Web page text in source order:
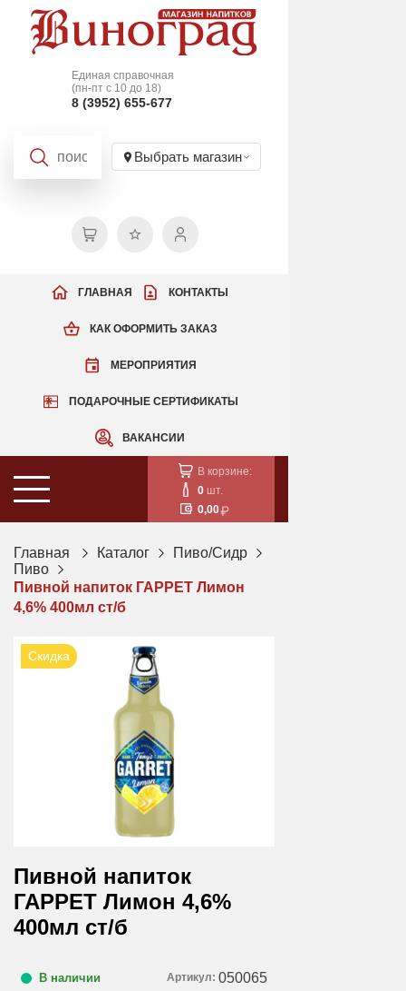
Единая справочная
(пн-пт с 10 до 18)
8 (3952) 655-677
Выбрать магазин
КАК ОФОРМИТЬ ЗАКАЗ
МЕРОПРИЯТИЯ
ПОДАРОЧНЫЕ СЕРТИФИКАТЫ
ВАКАНСИИ
ГЛАВНАЯ КОНТАКТЫ
В корзине:
0 шт.
0,00
Главная Каталог
Пиво/Сидр
Пиво
Пивной напиток ГАРРЕТ Лимон
4,6% 400мл ст/б
Скидка
Пивной напиток
ГАРРЕТ Лимон 4,6%
400мл ст/б
В наличии Артикул: 050065